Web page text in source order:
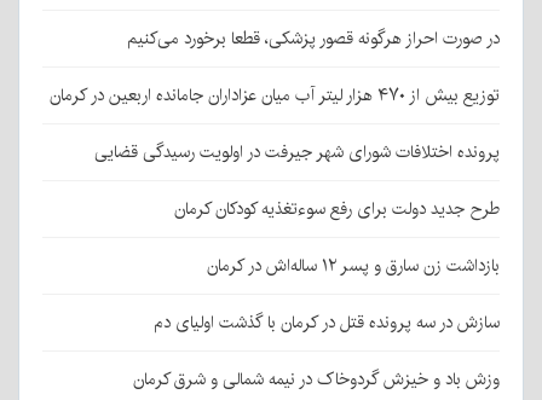
در صورت احراز هرگونه قصور پزشکی، قطعا برخورد می‌کنیم
توزیع بیش از ۴۷۰ هزار لیتر آب میان عزاداران جامانده اربعین در کرمان
پرونده اختلافات شورای شهر جیرفت در اولویت رسیدگی قضایی
طرح جدید دولت برای رفع سوءتغذیه کودکان کرمان
بازداشت زن سارق و پسر ۱۲ ساله‌اش در کرمان
سازش در سه پرونده قتل در کرمان با گذشت اولیای دم
وزش باد و خیزش گردوخاک در نیمه شمالی و شرق کرمان